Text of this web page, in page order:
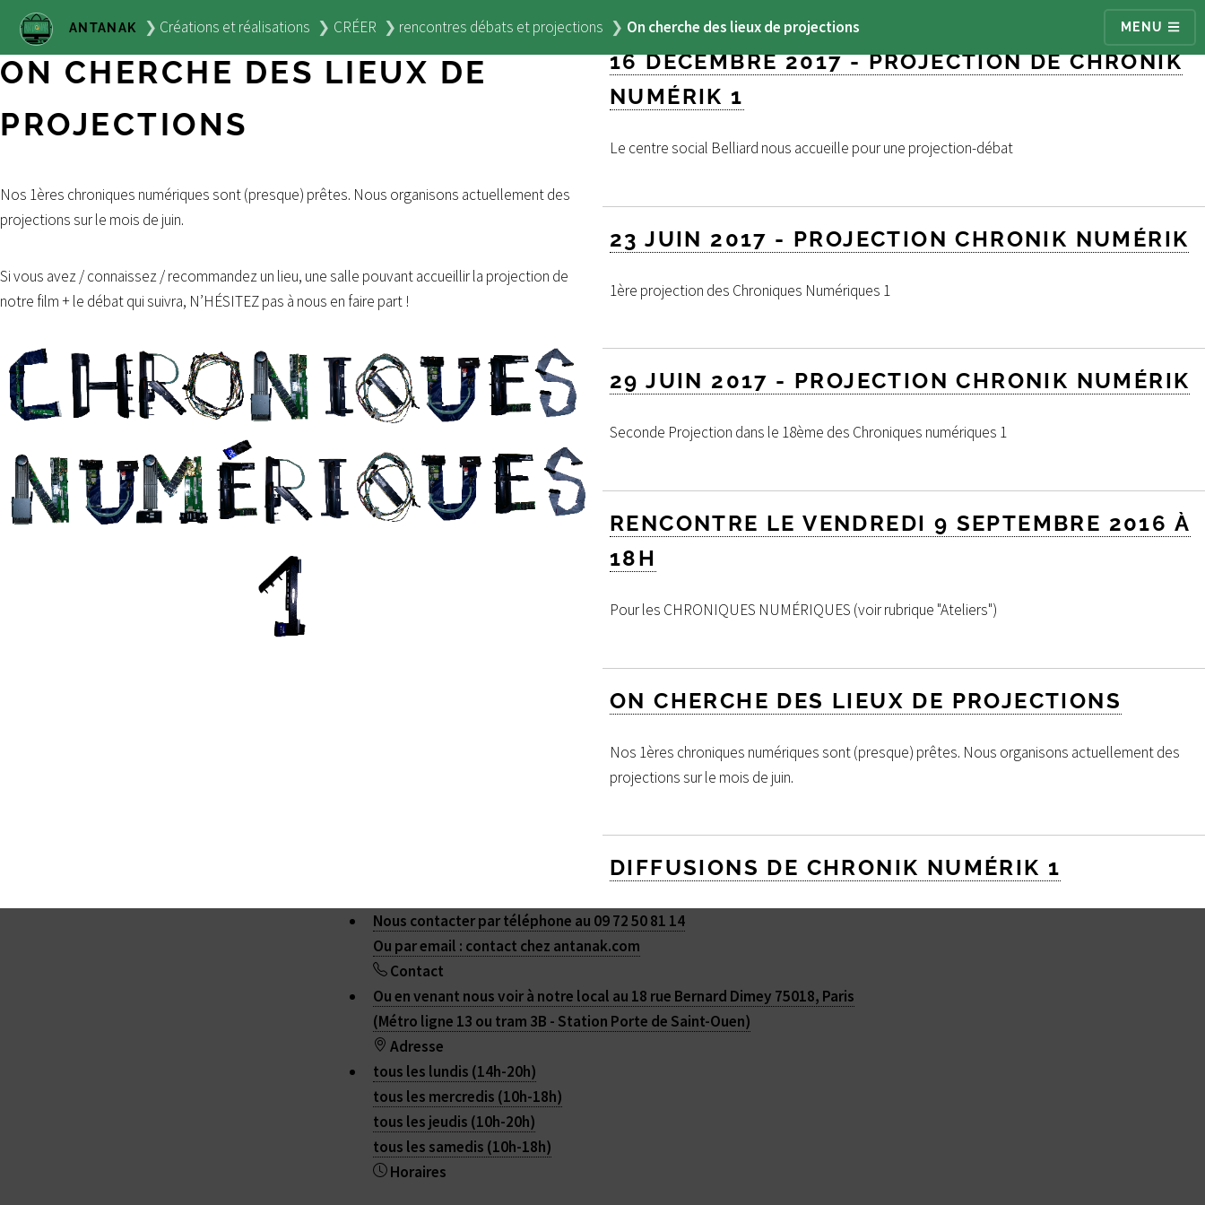
ANTANAK Créations et réalisations CRÉER rencontres débats et projections On cherche des lieux de projections MENU
ON CHERCHE DES LIEUX DE
PROJECTIONS
Nos 1ères chroniques numériques sont (presque) prêtes. Nous organisons actuellement des
projections sur le mois de juin.
Si vous avez / connaissez / recommandez un lieu, une salle pouvant accueillir la projection de
notre film + le débat qui suivra, N’HÉSITEZ pas à nous en faire part !
16 DÉCEMBRE 2017 - PROJECTION DE CHRONIK
NUMÉRIK 1
Le centre social Belliard nous accueille pour une projection-débat
23 JUIN 2017 - PROJECTION CHRONIK NUMÉRIK
1ère projection des Chroniques Numériques 1
29 JUIN 2017 - PROJECTION CHRONIK NUMÉRIK
Seconde Projection dans le 18ème des Chroniques numériques 1
RENCONTRE LE VENDREDI 9 SEPTEMBRE 2016 À
18H
Pour les CHRONIQUES NUMÉRIQUES (voir rubrique "Ateliers")
ON CHERCHE DES LIEUX DE PROJECTIONS
Nos 1ères chroniques numériques sont (presque) prêtes. Nous organisons actuellement des
projections sur le mois de juin.
DIFFUSIONS DE CHRONIK NUMÉRIK 1
Vous voulez organiser une projection / débat ? prenez contact et on vous suit !
Nous contacter par téléphone au 09 72 50 81 14
Ou par email : contact chez antanak.com
Contact
Ou en venant nous voir à notre local au 18 rue Bernard Dimey 75018, Paris
(Métro ligne 13 ou tram 3B - Station Porte de Saint-Ouen)
Adresse
tous les lundis (14h-20h)
tous les mercredis (10h-18h)
tous les jeudis (10h-20h)
tous les samedis (10h-18h)
Horaires